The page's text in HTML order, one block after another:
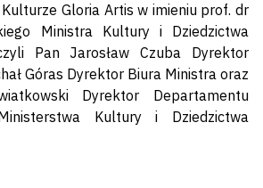
Gloria Artis w imieniu prof. dr
Ministra Kultury i Dziedzictwa
Pan Jarosław Czuba Dyrektor
Góras Dyrektor Biura Ministra oraz
Dyrektor Departamentu
Kultury i Dziedzictwa